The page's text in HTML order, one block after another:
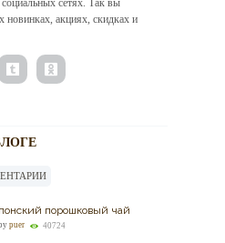
сетях. Так вы
новинках, акциях, скидках и
порошковый чай
puer 40724